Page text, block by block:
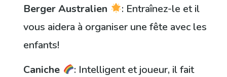
Berger Australien
: Entraînez-le et il
vous aidera à organiser une fête avec les
enfants!
Caniche
: Intelligent et joueur, il fait